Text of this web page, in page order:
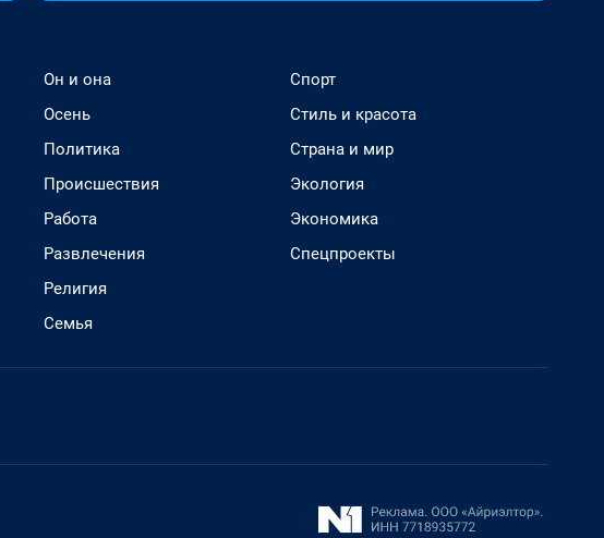
Он и она
Осень
Политика
Происшествия
Работа
Развлечения
Религия
Семья
Спорт
Стиль и красота
Страна и мир
Экология
Экономика
Спецпроекты